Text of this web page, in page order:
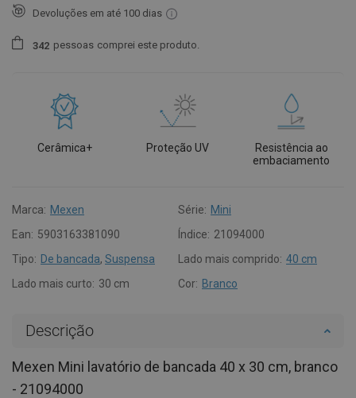
Devoluções em até 100 dias
342 pessoas comprei este produto.
Cerâmica+ Proteção UV
Resistência ao
embaciamento
Marca: Mexen Série: Mini
Ean: 5903163381090 Índice: 21094000
Tipo: De bancada, Suspensa Lado mais comprido: 40 cm
Lado mais curto: 30 cm Cor: Branco
Descrição
Mexen Mini lavatório de bancada 40 x 30 cm, branco
- 21094000